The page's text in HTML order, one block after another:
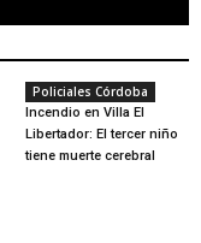
Policiales Córdoba
Incendio en Villa El
Libertador: El tercer niño
tiene muerte cerebral